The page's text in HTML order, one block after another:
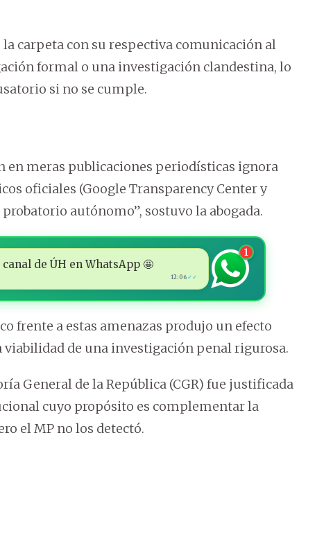
carpeta con su respectiva comunicación al
formal o una investigación clandestina, lo
si no se cumple.
en meras publicaciones periodísticas ignora
oficiales (Google Transparency Center y
autónomo”, sostuvo la abogada.
de ÚH en WhatsApp 🤩
12:06 ✓✓
1
frente a estas amenazas produjo un efecto
viabilidad de una investigación penal rigurosa.
General de la República (CGR) fue justificada
cuyo propósito es complementar la
el MP no los detectó.